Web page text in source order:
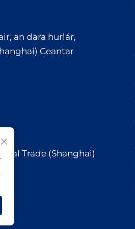
an dara hurlár,
Ceantar
Trade (Shanghai)